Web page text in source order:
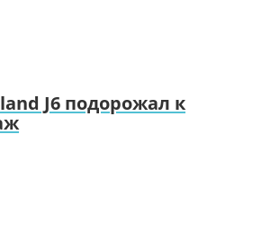
J6 подорожал к